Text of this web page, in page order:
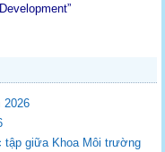
2026
tập giữa Khoa Môi trường